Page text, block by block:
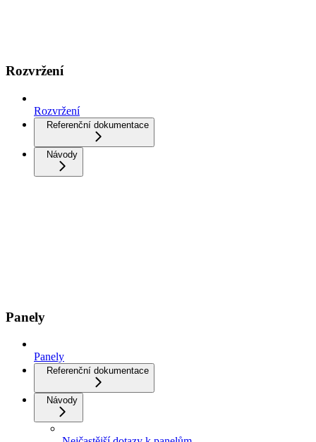
Rozvržení
Rozvržení
Referenční dokumentace
Návody
Panely
Panely
Referenční dokumentace
Návody